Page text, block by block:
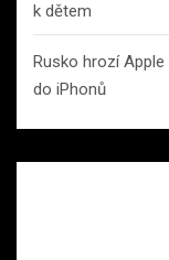
k dětem
Rusko hrozí
do iPhonů